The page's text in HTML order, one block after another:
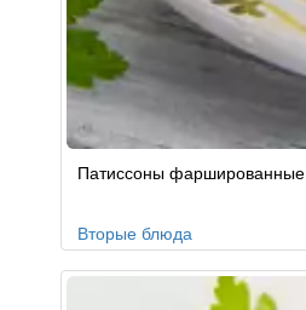
Патиссоны фаршированные
Вторые блюда